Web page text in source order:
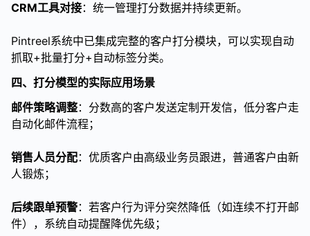
CRM工具对接：统一管理打分数据并持续更新。
Pintreel系统中已集成完整的客户打分模块，可以实现自动
抓取+批量打分+自动标签分类。
四、打分模型的实际应用场景
邮件策略调整：分数高的客户发送定制开发信，低分客户走
自动化邮件流程；
销售人员分配：优质客户由高级业务员跟进，普通客户由新
人锻炼；
后续跟单预警：若客户行为评分突然降低（如连续不打开邮
件），系统自动提醒降优先级；